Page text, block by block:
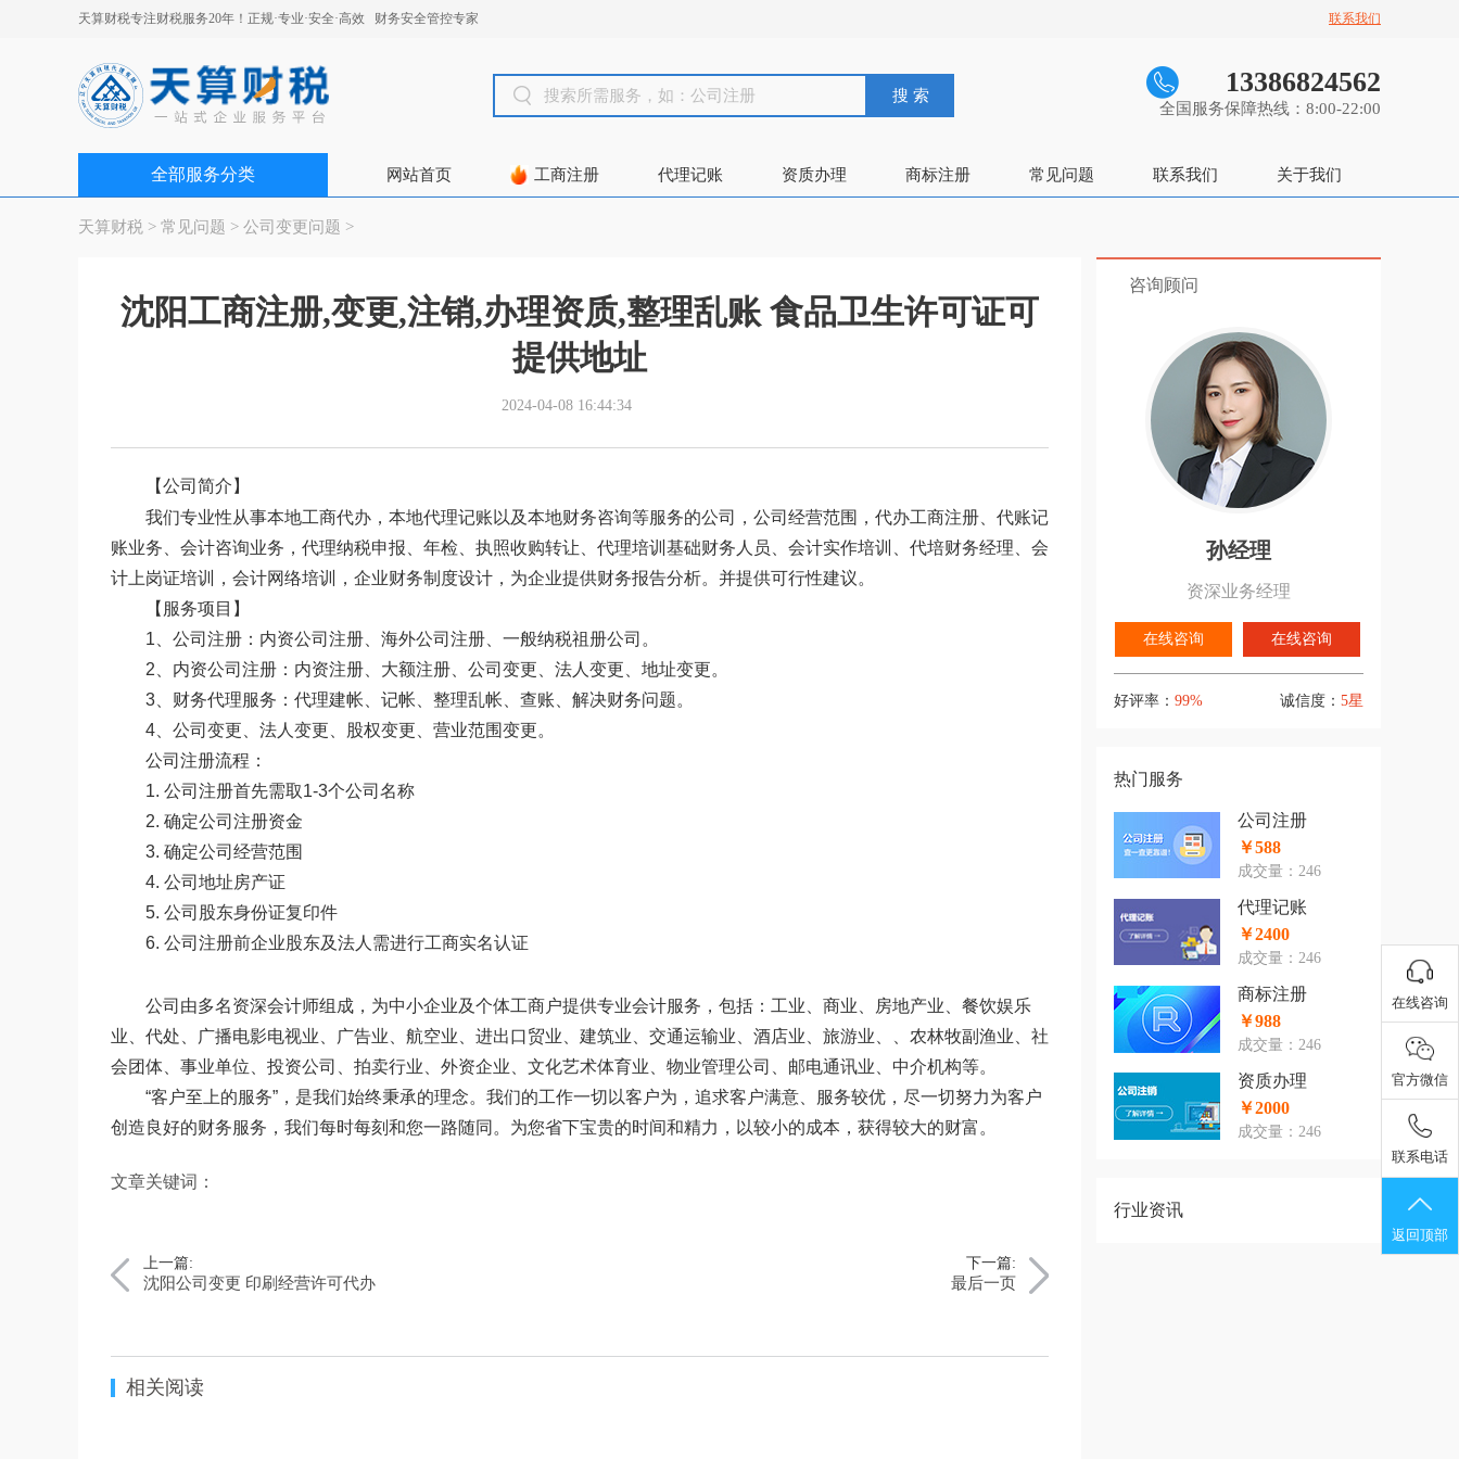
天算财税专注财税服务20年！正规·专业·安全·高效 财务安全管控专家 联系我们
搜 索 13386824562
全国服务保障热线：8:00-22:00
全部服务分类 网站首页 工商注册 代理记账 资质办理 商标注册 常见问题 联系我们 关于我们
天算财税 > 常见问题 > 公司变更问题 >
沈阳工商注册,变更,注销,办理资质,整理乱账 食品卫生许可证可
提供地址
2024-04-08 16:44:34
【公司简介】
我们专业性从事本地工商代办，本地代理记账以及本地财务咨询等服务的公司，公司经营范围，代办工商注册、代账记
账业务、会计咨询业务，代理纳税申报、年检、执照收购转让、代理培训基础财务人员、会计实作培训、代培财务经理、会
计上岗证培训，会计网络培训，企业财务制度设计，为企业提供财务报告分析。并提供可行性建议。
【服务项目】
1、公司注册：内资公司注册、海外公司注册、一般纳税祖册公司。
2、内资公司注册：内资注册、大额注册、公司变更、法人变更、地址变更。
3、财务代理服务：代理建帐、记帐、整理乱帐、查账、解决财务问题。
4、公司变更、法人变更、股权变更、营业范围变更。
公司注册流程：
1. 公司注册首先需取1-3个公司名称
2. 确定公司注册资金
3. 确定公司经营范围
4. 公司地址房产证
5. 公司股东身份证复印件
6. 公司注册前企业股东及法人需进行工商实名认证
公司由多名资深会计师组成，为中小企业及个体工商户提供专业会计服务，包括：工业、商业、房地产业、餐饮娱乐
业、代处、广播电影电视业、广告业、航空业、进出口贸业、建筑业、交通运输业、酒店业、旅游业、、农林牧副渔业、社
会团体、事业单位、投资公司、拍卖行业、外资企业、文化艺术体育业、物业管理公司、邮电通讯业、中介机构等。
“客户至上的服务”，是我们始终秉承的理念。我们的工作一切以客户为，追求客户满意、服务较优，尽一切努力为客户
创造良好的财务服务，我们每时每刻和您一路随同。为您省下宝贵的时间和精力，以较小的成本，获得较大的财富。
文章关键词：
上一篇:
沈阳公司变更 印刷经营许可代办
下一篇:
最后一页
相关阅读
咨询顾问
孙经理
资深业务经理
在线咨询 在线咨询
好评率： 99% 诚信度： 5星
热门服务
公司注册
￥588
成交量：246
代理记账
￥2400
成交量：246
商标注册
￥988
成交量：246
资质办理
￥2000
成交量：246
行业资讯